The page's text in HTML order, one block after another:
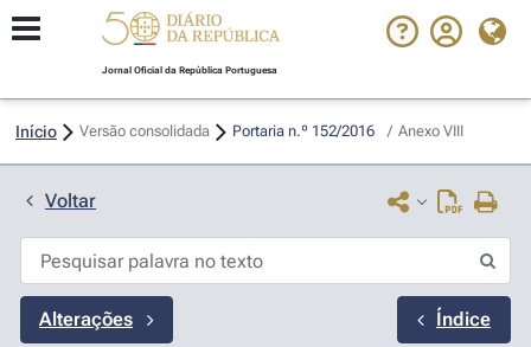
Jornal Oficial da República Portuguesa
Início Versão consolidada Portaria n.º 152/2016 / Anexo VIII
Voltar
Alterações Índice